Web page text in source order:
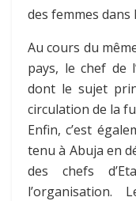
des femmes dans
Au cours du
pays, le chef de
dont le sujet
circulation de la
Enfin, c’est
tenu à Abuja en
des chefs
l’organisation.